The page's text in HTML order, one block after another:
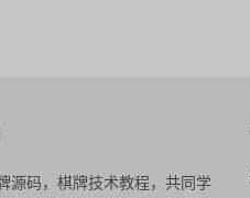
源码，棋牌技术教程，共同学